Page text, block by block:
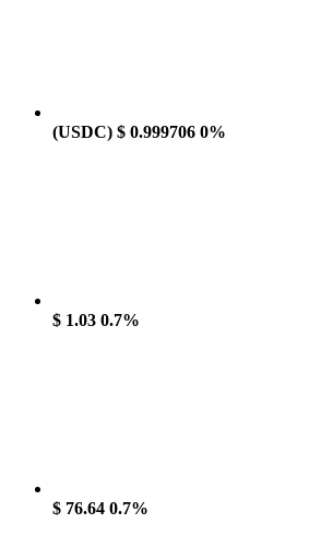
(USDC) $ 0.999706 0%
$ 1.03 0.7%
$ 76.64 0.7%